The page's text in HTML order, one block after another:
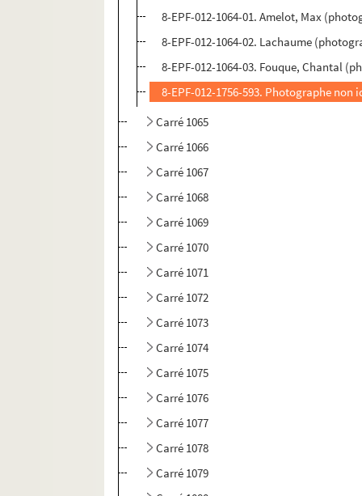
8-EPF-012-1064-01. Amelot, Max
8-EPF-012-1064-02. Lachaume
8-EPF-012-1064-03. Fouque, Chantal
8-EPF-012-1756-593. Photographe non
Carré 1065
Carré 1066
Carré 1067
Carré 1068
Carré 1069
Carré 1070
Carré 1071
Carré 1072
Carré 1073
Carré 1074
Carré 1075
Carré 1076
Carré 1077
Carré 1078
Carré 1079